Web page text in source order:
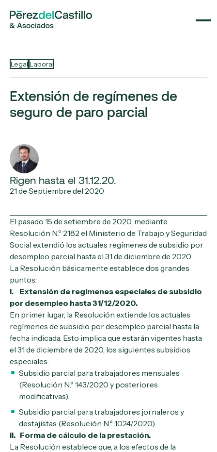
Legal Laboral
Extensión de regímenes de
seguro de paro parcial
Rigen hasta el 31.12.20.
21 de Septiembre del 2020
El pasado 15 de setiembre de 2020, mediante
Resolución N.º 2182 el Ministerio de Trabajo y Seguridad
Social extendió los actuales regímenes de subsidio por
desempleo parcial hasta el 31 de diciembre de 2020.
La Resolución básicamente establece dos grandes
puntos:
I. Extensión de regímenes especiales de subsidio
por desempleo hasta 31/12/2020.
En primer lugar, la Resolución extiende los actuales
regímenes de subsidio por desempleo parcial hasta la
fecha indicada. Esto implica que estarán vigentes hasta
el 31 de diciembre de 2020, los siguientes subsidios
especiales:
Subsidio parcial para trabajadores mensuales
(Resolución N.º 143/2020 y posteriores
modificativas).
Subsidio parcial para trabajadores jornaleros y
destajistas (Resolución N.º 1024/2020).
II. Forma de cálculo de la prestación.
La Resolución establece que, a los efectos de la